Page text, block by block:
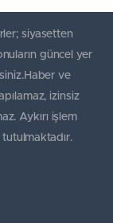
siyasetten
güncel yer
ve
izinsiz
Aykırı işlem